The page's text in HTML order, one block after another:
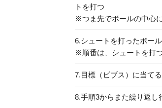
トを打つ
※つま先でボールの中心
6.シュートを打ったボー
※順番は、シュートを打
7.目標（ビブス）に当て
8.手順3からまた繰り返し